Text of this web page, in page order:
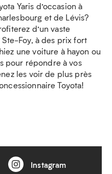
Yaris d’occasion à
et de Lévis?
d’un vaste
Ste-Foy, à des prix fort
une voiture à hayon ou
pour répondre à vos
les voir de plus près
Toyota!
Instagram